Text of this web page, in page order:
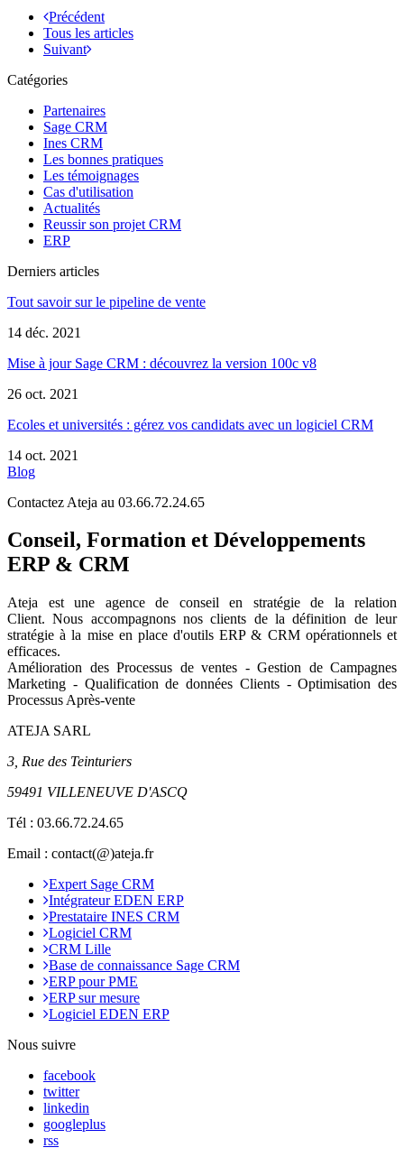
Précédent
Tous les articles
Suivant
Catégories
Partenaires
Sage CRM
Ines CRM
Les bonnes pratiques
Les témoignages
Cas d'utilisation
Actualités
Reussir son projet CRM
ERP
Derniers articles
Tout savoir sur le pipeline de vente
14 déc. 2021
Mise à jour Sage CRM : découvrez la version 100c v8
26 oct. 2021
Ecoles et universités : gérez vos candidats avec un logiciel CRM
14 oct. 2021
Blog
Contactez Ateja au 03.66.72.24.65
Conseil, Formation et Développements
ERP & CRM
Ateja est une agence de conseil en stratégie de la relation
Client.Nous accompagnons nos clients de la définition de leur
stratégie à la mise en place d'outils ERP & CRM opérationnels et
efficaces.
Amélioration des Processus de ventes - Gestion de Campagnes
Marketing - Qualification de données Clients - Optimisation des
Processus Après-vente
ATEJA SARL
3, Rue des Teinturiers
59491 VILLENEUVE D'ASCQ
Tél : 03.66.72.24.65
Email : contact(@)ateja.fr
Expert Sage CRM
Intégrateur EDEN ERP
Prestataire INES CRM
Logiciel CRM
CRM Lille
Base de connaissance Sage CRM
ERP pour PME
ERP sur mesure
Logiciel EDEN ERP
Nous suivre
facebook
twitter
linkedin
googleplus
rss